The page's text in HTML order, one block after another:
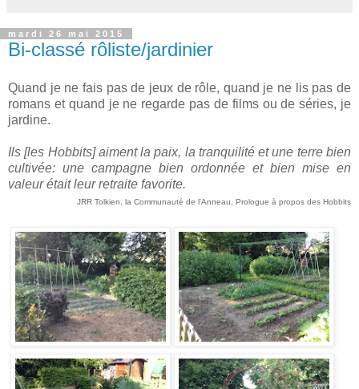
mardi 26 mai 2015
Bi-classé rôliste/jardinier
Quand je ne fais pas de jeux de rôle, quand je ne lis pas de
romans et quand je ne regarde pas de films ou de séries, je
jardine.
Ils [les Hobbits] aiment la paix, la tranquilité et une terre bien
cultivée: une campagne bien ordonnée et bien mise en
valeur était leur retraite favorite.
JRR Tolkien, la Communauté de l'Anneau, Prologue à propos des Hobbits